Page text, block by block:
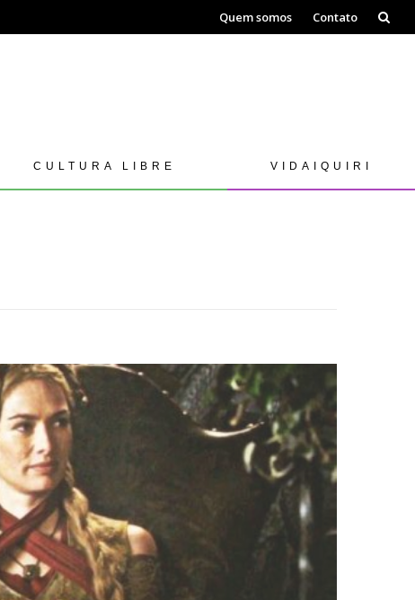
Skip
Quem somos Contato
CULTURA LIBRE VIDAIQUIRI